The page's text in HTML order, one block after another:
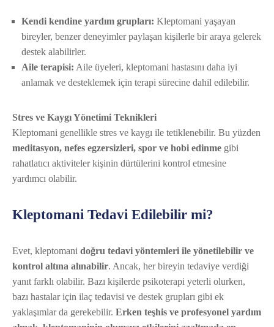
Kendi kendine yardım grupları: Kleptomani yaşayan
bireyler, benzer deneyimler paylaşan kişilerle bir araya gelerek
destek alabilirler.
Aile terapisi: Aile üyeleri, kleptomani hastasını daha iyi
anlamak ve desteklemek için terapi sürecine dahil edilebilir.
Stres ve Kaygı Yönetimi Teknikleri
Kleptomani genellikle stres ve kaygı ile tetiklenebilir. Bu yüzden
meditasyon, nefes egzersizleri, spor ve hobi edinme gibi
rahatlatıcı aktiviteler kişinin dürtülerini kontrol etmesine
yardımcı olabilir.
Kleptomani Tedavi Edilebilir mi?
Evet, kleptomani doğru tedavi yöntemleri ile yönetilebilir ve
kontrol altına alınabilir. Ancak, her bireyin tedaviye verdiği
yanıt farklı olabilir. Bazı kişilerde psikoterapi yeterli olurken,
bazı hastalar için ilaç tedavisi ve destek grupları gibi ek
yaklaşımlar da gerekebilir. Erken teşhis ve profesyonel yardım